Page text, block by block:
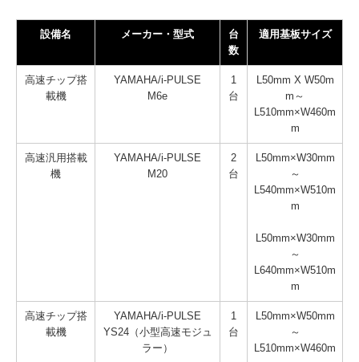
設備名 メーカー・型式
台
数
適用基板サイズ
高速チップ搭
載機
YAMAHA/i-PULSE
M6e
1
台
L50mm X W50m
m～
L510mm×W460m
m
高速汎用搭載
機
YAMAHA/i-PULSE
M20
2
台
L50mm×W30mm
～
L540mm×W510m
m
L50mm×W30mm
～
L640mm×W510m
m
高速チップ搭
載機
YAMAHA/i-PULSE
YS24（小型高速モジュ
ラー）
1
台
L50mm×W50mm
～
L510mm×W460m